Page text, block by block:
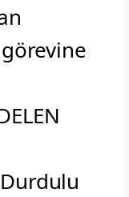
görevine